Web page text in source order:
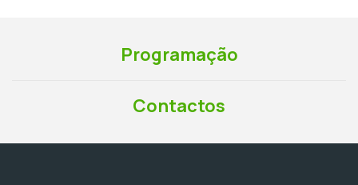
Programação
Contactos